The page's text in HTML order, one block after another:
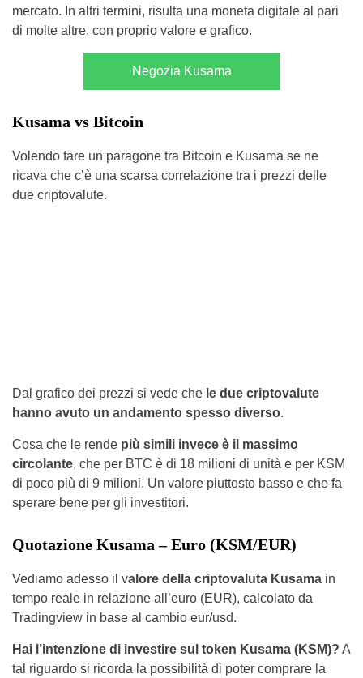
mercato. In altri termini, risulta una moneta digitale al pari
di molte altre, con proprio valore e grafico.
Negozia Kusama
Kusama vs Bitcoin
Volendo fare un paragone tra Bitcoin e Kusama se ne
ricava che c’è una scarsa correlazione tra i prezzi delle
due criptovalute.
Dal grafico dei prezzi si vede che le due criptovalute
hanno avuto un andamento spesso diverso.
Cosa che le rende più simili invece è il massimo
circolante, che per BTC è di 18 milioni di unità e per KSM
di poco più di 9 milioni. Un valore piuttosto basso e che fa
sperare bene per gli investitori.
Quotazione Kusama – Euro (KSM/EUR)
Vediamo adesso il valore della criptovaluta Kusama in
tempo reale in relazione all’euro (EUR), calcolato da
Tradingview in base al cambio eur/usd.
Hai l’intenzione di investire sul token Kusama (KSM)? A
tal riguardo si ricorda la possibilità di poter comprare la